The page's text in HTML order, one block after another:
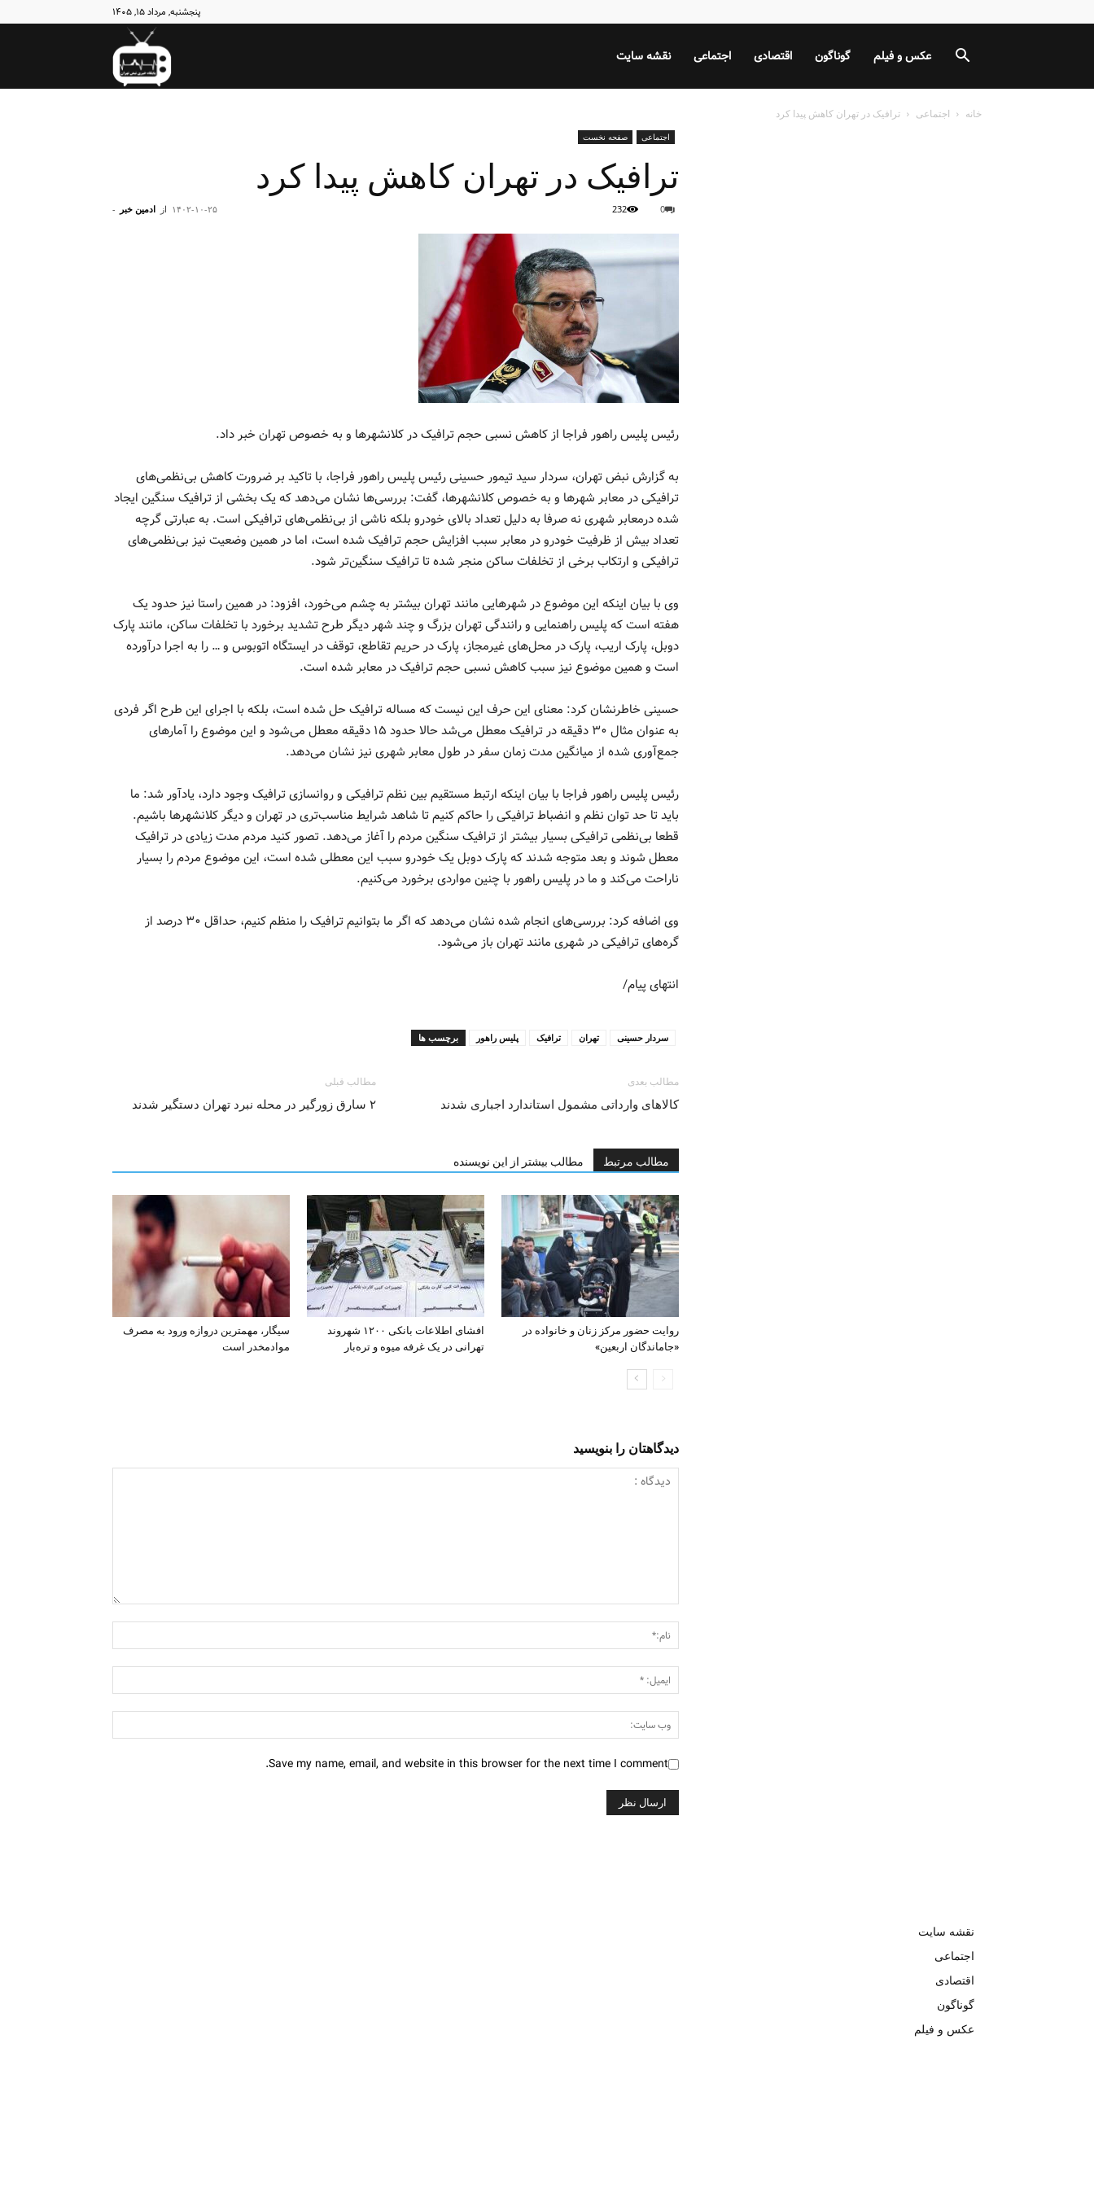
پنجشنبه, مرداد ۱۵, ۱۴۰۵
نبض نقشه سایت اجتماعی اقتصادی گوناگون عکس و فیلم
خانه اجتماعی ترافیک در تهران کاهش پیدا کرد
اجتماعی صفحه نخست
ترافیک در تهران کاهش پیدا کرد
از ادمین خبر - ۱۴۰۲-۱۰-۲۵ 0
232
رئیس پلیس راهور فراجا از کاهش نسبی حجم ترافیک در کلانشهر‌ها و به خصوص تهران خبر داد.
به گزارش نبض تهران، سردار سید تیمور حسینی رئیس پلیس راهور فراجا، با تاکید بر ضرورت کاهش بی‌نظمی‌های
ترافیکی در معابر شهر‌ها و به خصوص کلانشهر‌ها، گفت: بررسی‌ها نشان می‌دهد که یک بخشی از ترافیک سنگین ایجاد
شده درمعابر شهری نه صرفا به دلیل تعداد بالای خودرو بلکه ناشی از بی‌نظمی‌های ترافیکی است. به عبارتی گرچه
تعداد بیش از ظرفیت خودرو در معابر سبب افزایش حجم ترافیک شده است، اما در همین وضعیت نیز بی‌نظمی‌های
ترافیکی و ارتکاب برخی از تخلفات ساکن منجر شده تا ترافیک سنگین‌تر شود.
وی با بیان اینکه این موضوع در شهر‌هایی مانند تهران بیشتر به چشم می‌خورد، افزود: در همین راستا نیز حدود یک
هفته است که پلیس راهنمایی و رانندگی تهران بزرگ و چند شهر دیگر طرح تشدید برخورد با تخلفات ساکن، مانند پارک
دوبل، پارک اریب، پارک در محل‌های غیرمجاز، پارک در حریم تقاطع، توقف در ایستگاه اتوبوس و … را به اجرا درآورده
است و همین موضوع نیز سبب کاهش نسبی حجم ترافیک در معابر شده است.
حسینی خاطرنشان کرد: معنای این حرف این نیست که مساله ترافیک حل شده است، بلکه با اجرای این طرح اگر فردی
به عنوان مثال ۳۰ دقیقه در ترافیک معطل می‌شد حالا حدود ۱۵ دقیقه معطل می‌شود و این موضوع را آمار‌های
جمع‌آوری شده از میانگین مدت زمان سفر در طول معابر شهری نیز نشان می‌دهد.
رئیس پلیس راهور فراجا با بیان اینکه ارتبط مستقیم بین نظم ترافیکی و روانسازی ترافیک وجود دارد، یادآور شد: ما
باید تا حد توان نظم و انضباط ترافیکی را حاکم کنیم تا شاهد شرایط مناسب‌تری در تهران و دیگر کلانشهر‌ها باشیم.
قطعا بی‌نظمی ترافیکی بسیار بیشتر از ترافیک سنگین مردم را آغاز می‌دهد. تصور کنید مردم مدت زیادی در ترافیک
معطل شوند و بعد متوجه شدند که پارک دوبل یک خودرو سبب این معطلی شده است، این موضوع مردم را بسیار
ناراحت می‌کند و ما در پلیس راهور با چنین مواردی برخورد می‌کنیم.
وی اضافه کرد: بررسی‌های انجام شده نشان می‌دهد که اگر ما بتوانیم ترافیک را منظم کنیم، حداقل ۳۰ درصد از
گره‌های ترافیکی در شهری مانند تهران باز می‌شود.
انتهای پیام/
برچسب ها پلیس راهور ترافیک تهران سردار حسینی
مطالب قبلی
۲ سارق زورگیر در محله نبرد تهران دستگیر شدند
مطالب بعدی
کالا‌های وارداتی مشمول استاندارد اجباری شدند
مطالب مرتبط مطالب بیشتر از این نویسنده
سیگار، مهمترین دروازه ورود به مصرف
موادمخدر است
افشای اطلاعات بانکی ۱۲۰۰ شهروند
تهرانی در یک غرفه میوه و تره‌بار
روایت حضور مرکز زنان و خانواده در
«جاماندگان اربعین»
دیدگاهتان را بنویسید
Save my name, email, and website in this browser for the next time I comment.
نقشه سایت
اجتماعی
اقتصادی
گوناگون
عکس و فیلم